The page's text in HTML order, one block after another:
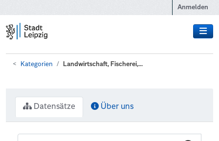
Anmelden
Kategorien Landwirtschaft, Fischerei,...
Datensätze Über uns